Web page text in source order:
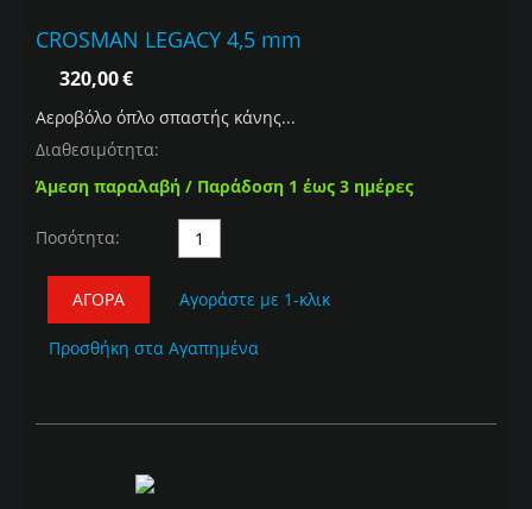
CROSMAN LEGACY 4,5 mm
320,00€
Αεροβόλο όπλο σπαστής κάνης...
Διαθεσιμότητα:
Άμεση παραλαβή / Παράδοση 1 έως 3 ημέρες
Ποσότητα:
ΑΓΟΡΆ Αγοράστε με 1-κλικ
Προσθήκη στα Αγαπημένα